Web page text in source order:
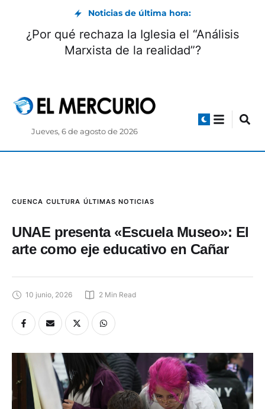
Noticias de última hora:
¿Por qué rechaza la Iglesia el “Análisis
Marxista de la realidad”?
Jueves, 6 de agosto de 2026
CUENCA CULTURA ÚLTIMAS NOTICIAS
UNAE presenta «Escuela Museo»: El
arte como eje educativo en Cañar
10 junio, 2026 2 Min Read